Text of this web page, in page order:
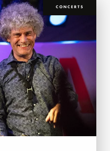
CONCERTS